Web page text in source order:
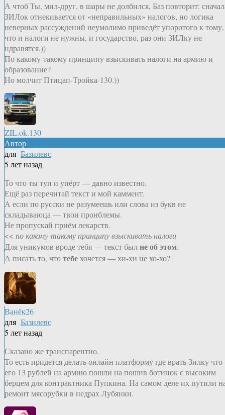
А чтоб Ты, мил-друг, в шары не долбился, Баз повторит:
ЗИЛок отнекивается от «неправильных» налогов, но логика
неверных рассуждений неумолимо приведёт упоротого к тому,
что и налоги не нужны, и государство, раз они ЗИЛку не
ндравятся.))
По какому-такому принципу взыскивать налоги на армию и
образование?
Но молчит Птицап-Тройка-130.))
ZIL.ok.130
Автор
для Базилевс
5 лет назад
То что ты туп и упёрт — давно известно.
Ещё раз перечитай текст и мой каммент.
А если по русски не разумеешь или слова из букв не
складываюца — твои пронблемы.
Не пропускай приём лекарств.
<< по какому-такому принципу взыскивать налоги
Для уникумов вроде тебя — текст былне об этом.
А писать то, чтотебехочется — хи-хи не хо-хо?
Ванёк26
для Базилевс
5 лет назад
Сказано же транспарентно.
То есть придется делать онлайн платформу где врать Зилку что
его 13 рублей на армию пошли на пошив ботинок с высоким
берцем для контрактника Пупкина. На самом деле их путили
ремонт мясорубки в недрах Лубянки.